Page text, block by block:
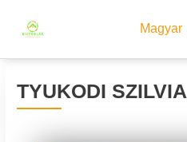
Magyar
TYUKODI SZILVIA